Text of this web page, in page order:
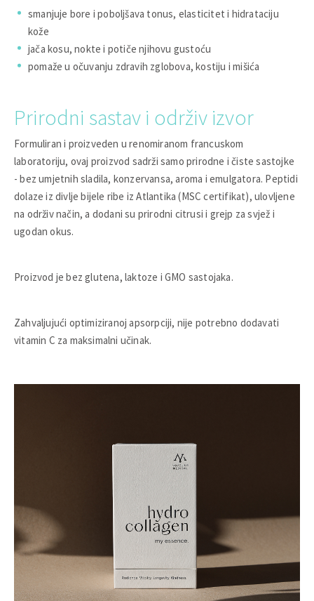
smanjuje bore i poboljšava tonus, elasticitet i hidrataciju
kože
jača kosu, nokte i potiče njihovu gustoću
pomaže u očuvanju zdravih zglobova, kostiju i mišića
Prirodni sastav i održiv izvor
Formuliran i proizveden u renomiranom francuskom
laboratoriju, ovaj proizvod sadrži samo prirodne i čiste sastojke
- bez umjetnih sladila, konzervansa, aroma i emulgatora. Peptidi
dolaze iz divlje bijele ribe iz Atlantika (MSC certifikat), ulovljene
na održiv način, a dodani su prirodni citrusi i grejp za svjež i
ugodan okus.
Proizvod je bez glutena, laktoze i GMO sastojaka.
Zahvaljujući optimiziranoj apsorpciji, nije potrebno dodavati
vitamin C za maksimalni učinak.